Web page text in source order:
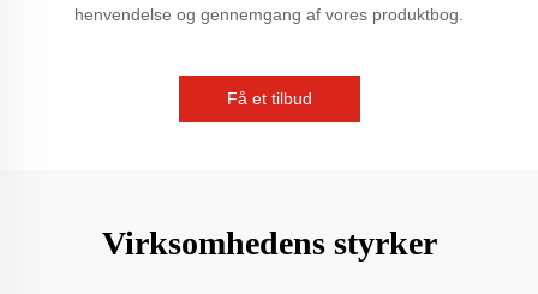
henvendelse og gennemgang af vores produktbog.
Få et tilbud
Virksomhedens styrker